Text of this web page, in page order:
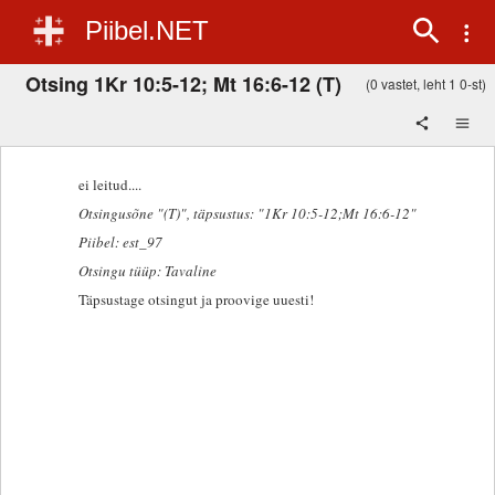
Piibel.NET
Otsing 1Kr 10:5-12; Mt 16:6-12 (T) (0 vastet, leht 1 0-st)
ei leitud....
Otsingusõne "(T)", täpsustus: "1Kr 10:5-12;Mt 16:6-12"
Piibel: est_97
Otsingu tüüp: Tavaline
Täpsustage otsingut ja proovige uuesti!